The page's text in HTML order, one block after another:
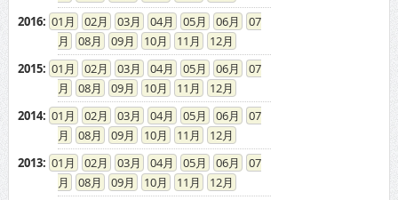
2016: 01 02 03 04 05 06
07
08
09 10 11
12
2015: 01 02 03 04 05 06
07
08
09 10 11
12
2014: 01 02 03 04 05 06
07
08
09 10 11
12
2013: 01 02 03 04 05 06
07
08
09 10 11
12